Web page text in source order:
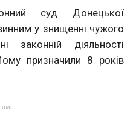
суд Донецької
у знищенні чужого
законній діяльності
призначили 8 років
-